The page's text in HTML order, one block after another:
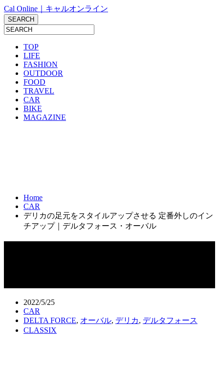
Cal Online｜キャルオンライン
TOP
LIFE
FASHION
OUTDOOR
FOOD
TRAVEL
CAR
BIKE
MAGAZINE
Home
CAR
デリカの足元をスタイルアップさせる 定番外しのイン
チアップ｜デルタフォース・オーバル
2022/5/25
CAR
DELTA FORCE, オーバル, デリカ, デルタフォース
CLASSIX